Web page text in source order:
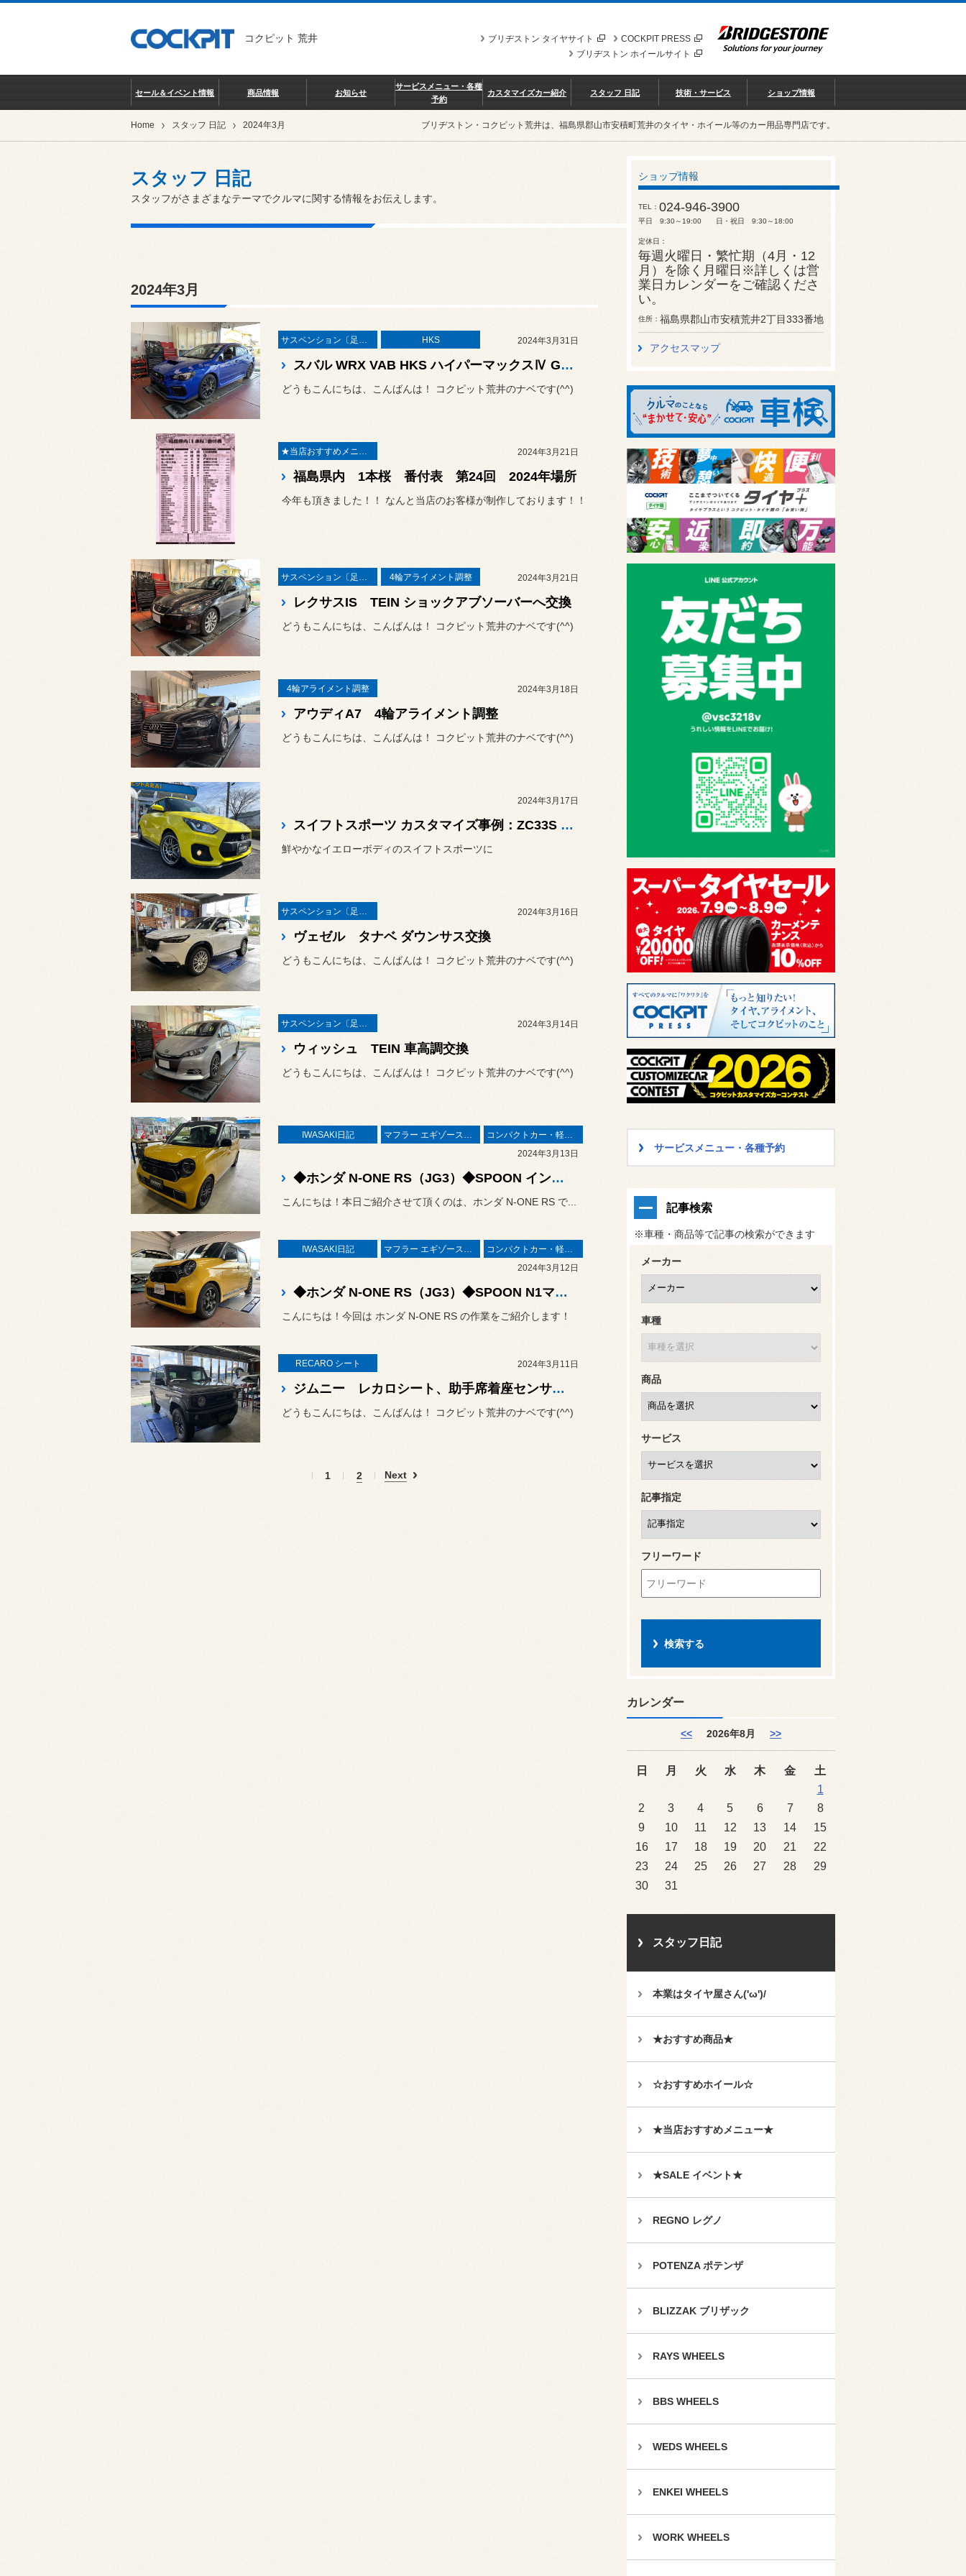
コクピット 荒井 COCKPIT PRESS
ブリヂストン タイヤサイト
ブリヂストン ホイールサイト
セール＆イベント情報 商品情報 お知らせ
サービスメニュー・各種
予約
カスタマイズカー紹介 スタッフ 日記 技術・サービス ショップ情報
Home スタッフ 日記 2024年3月 ブリヂストン・コクピット荒井は、福島県郡山市安積町荒井のタイヤ・ホイール等のカー用品専門店です。
スタッフ 日記
スタッフがさまざまなテーマでクルマに関する情報をお伝えします。
2024年3月
サスペンション〔足廻り〕 HKS 2024年3月31日
スバル WRX VAB HKS ハイパーマックスⅣ GT 車高調取り付け
どうもこんにちは、こんばんは！ コクピット荒井のナベです(^^)
★当店おすすめメニュー★ 2024年3月21日
福島県内 1本桜 番付表 第24回 2024年場所
今年も頂きました！！ なんと当店のお客様が制作しております！！
サスペンション〔足廻り〕 4輪アライメント調整 2024年3月21日
レクサスIS TEIN ショックアブソーバーへ交換
どうもこんにちは、こんばんは！ コクピット荒井のナベです(^^)
4輪アライメント調整 2024年3月18日
アウディA7 4輪アライメント調整
どうもこんにちは、こんばんは！ コクピット荒井のナベです(^^)
2024年3月17日
スイフトスポーツ カスタマイズ事例：ZC33S × AME TRACER TM-02
鮮やかなイエローボディのスイフトスポーツに
サスペンション〔足廻り〕 2024年3月16日
ヴェゼル タナベ ダウンサス交換
どうもこんにちは、こんばんは！ コクピット荒井のナベです(^^)
2024年3月14日
ウィッシュ TEIN 車高調交換
どうもこんにちは、こんばんは！ コクピット荒井のナベです(^^)
IWASAKI日記
2024年3月13日
◆ホンダ N-ONE RS（JG3）◆SPOON インタークーラーキット & ビッグスロットルボディの交換作業 #SPOON
こんにちは！本日ご紹介させて頂くのは、ホンダ N-ONE RS で...
IWASAKI日記
2024年3月12日
◆ホンダ N-ONE RS（JG3）◆SPOON N1マフラーキット&SPOON エアクリーナー交換作業 #SPOON
こんにちは！今回は ホンダ N-ONE RS の作業をご紹介します！
RECARO シート 2024年3月11日
ジムニー レカロシート、助手席着座センサー取り付け
どうもこんにちは、こんばんは！ コクピット荒井のナベです(^^)
1 2 Next
ショップ情報
TEL 024-946-3900
平日 9:30～19:00 日・祝日 9:30～18:00
定休日
毎週火曜日・繁忙期（4月・12
月）を除く月曜日※詳しくは営
業日カレンダーをご確認くださ
い。
住所 福島県郡山市安積荒井2丁目333番地
アクセスマップ
サービスメニュー・各種予約
記事検索
※車種・商品等で記事の検索ができます
メーカー
車種
商品
サービス
記事指定
フリーワード
カレンダー
<< 2026年8月 >>
日 月 火 水 木 金
土
1
2
3 4 5 6 7
8
9
10 11 12 13 14
15
16
17 18 19 20 21
22
23
24 25 26 27 28
29
30
31
スタッフ日記
本業はタイヤ屋さん('ω')/
★おすすめ商品★
☆おすすめホイール☆
★当店おすすめメニュー★
★SALE イベント★
REGNO レグノ
POTENZA ポテンザ
BLIZZAK ブリザック
RAYS WHEELS
BBS WHEELS
WEDS WHEELS
ENKEI WHEELS
WORK WHEELS